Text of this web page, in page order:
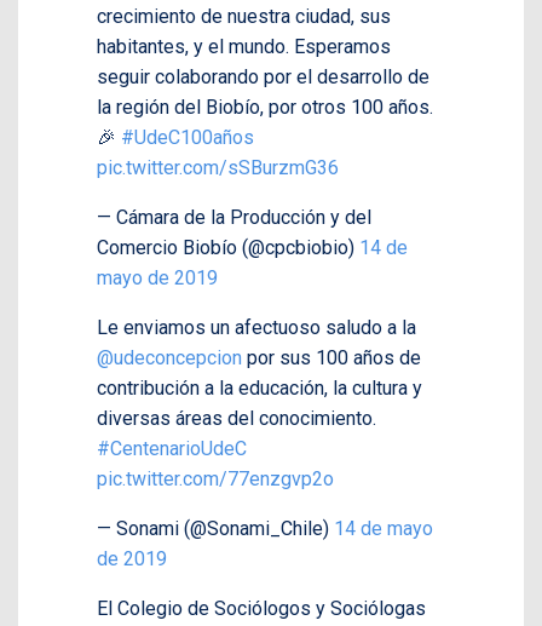
crecimiento de nuestra ciudad, sus
habitantes, y el mundo. Esperamos
seguir colaborando por el desarrollo de
la región del Biobío, por otros 100 años.
🎉 #UdeC100años
pic.twitter.com/sSBurzmG36
— Cámara de la Producción y del
Comercio Biobío (@cpcbiobio) 14 de
mayo de 2019
Le enviamos un afectuoso saludo a la
@udeconcepcion por sus 100 años de
contribución a la educación, la cultura y
diversas áreas del conocimiento.
#CentenarioUdeC
pic.twitter.com/77enzgvp2o
— Sonami (@Sonami_Chile) 14 de mayo
de 2019
El Colegio de Sociólogos y Sociólogas